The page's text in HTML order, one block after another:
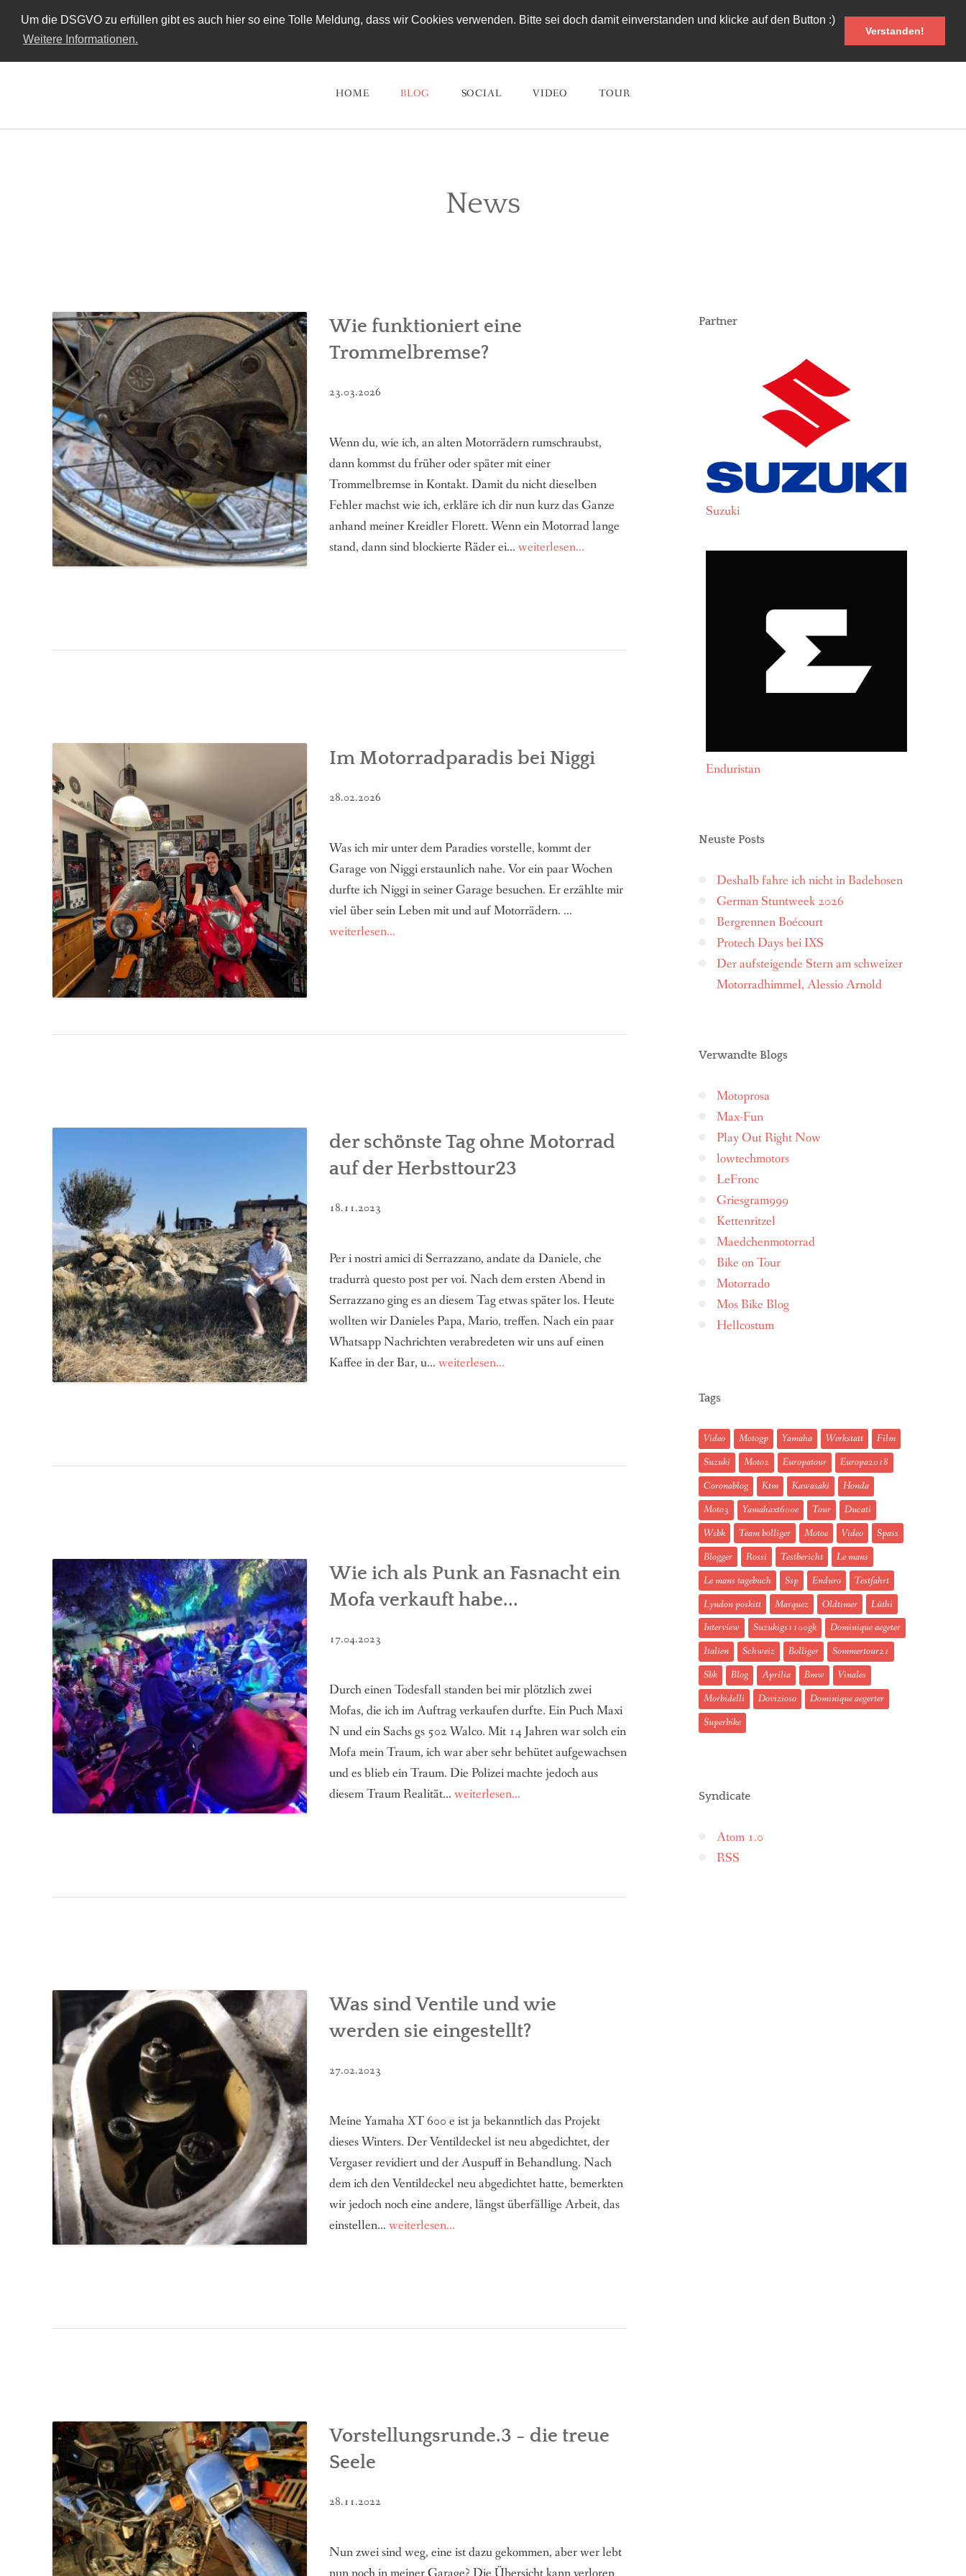
Um die DSGVO zu erfüllen gibt es auch hier so eine Tolle Meldung, dass wir Cookies verwenden. Bitte sei doch damit einverstanden und klicke auf den Button :)
Weitere Informationen.
Verstanden!
HOME BLOG SOCIAL VIDEO TOUR
News
Wie funktioniert eine
Trommelbremse?
23.03.2026
Wenn du, wie ich, an alten Motorrädern rumschraubst,
dann kommst du früher oder später mit einer
Trommelbremse in Kontakt. Damit du nicht dieselben
Fehler machst wie ich, erkläre ich dir nun kurz das Ganze
anhand meiner Kreidler Florett. Wenn ein Motorrad lange
stand, dann sind blockierte Räder ei... weiterlesen...
Im Motorradparadis bei Niggi
28.02.2026
Was ich mir unter dem Paradies vorstelle, kommt der
Garage von Niggi erstaunlich nahe. Vor ein paar Wochen
durfte ich Niggi in seiner Garage besuchen. Er erzählte mir
viel über sein Leben mit und auf Motorrädern. ...
weiterlesen...
der schönste Tag ohne Motorrad
auf der Herbsttour23
18.11.2023
Per i nostri amici di Serrazzano, andate da Daniele, che
tradurrà questo post per voi. Nach dem ersten Abend in
Serrazzano ging es an diesem Tag etwas später los. Heute
wollten wir Danieles Papa, Mario, treffen. Nach ein paar
Whatsapp Nachrichten verabredeten wir uns auf einen
Kaffee in der Bar, u... weiterlesen...
Wie ich als Punk an Fasnacht ein
Mofa verkauft habe...
17.04.2023
Durch einen Todesfall standen bei mir plötzlich zwei
Mofas, die ich im Auftrag verkaufen durfte. Ein Puch Maxi
N und ein Sachs gs 502 Walco. Mit 14 Jahren war solch ein
Mofa mein Traum, ich war aber sehr behütet aufgewachsen
und es blieb ein Traum. Die Polizei machte jedoch aus
diesem Traum Realität... weiterlesen...
Was sind Ventile und wie
werden sie eingestellt?
27.02.2023
Meine Yamaha XT 600 e ist ja bekanntlich das Projekt
dieses Winters. Der Ventildeckel ist neu abgedichtet, der
Vergaser revidiert und der Auspuff in Behandlung. Nach
dem ich den Ventildeckel neu abgedichtet hatte, bemerkten
wir jedoch noch eine andere, längst überfällige Arbeit, das
einstellen... weiterlesen...
Vorstellungsrunde.3 - die treue
Seele
28.11.2022
Nun zwei sind weg, eine ist dazu gekommen, aber wer lebt
Partner
Suzuki
Enduristan
Neuste Posts
Deshalb fahre ich nicht in Badehosen
German Stuntweek 2026
Bergrennen Boécourt
Protech Days bei IXS
Der aufsteigende Stern am schweizer
Motorradhimmel, Alessio Arnold
Verwandte Blogs
Motoprosa
Max-Fun
Play Out Right Now
lowtechmotors
LeFronc
Griesgram999
Kettenritzel
Maedchenmotorrad
Bike on Tour
Motorrado
Mos Bike Blog
Hellcostum
Tags
Video Motogp Yamaha Werkstatt
Film
Suzuki
Moto2 Europatour
Europa2018
Coronablog
Ktm Kawasaki
Honda
Moto3
Yamahaxt600e Tour
Ducati
Wsbk
Team bolliger Motoe Video
Spass
Blogger
Rossi Testbericht
Le mans
Le mans tagebuch
Ssp Enduro
Testfahrt
Lyndon poskitt
Marquez Oldtimer
Lüthi
Interview
Suzukigs1100gk
Dominique aegeter
Italien
Schweiz Bolliger
Sommertour21
Sbk
Blog Aprilia Bmw
Vinales
Morbidelli
Dovizioso
Dominique aegerter
Superbike
Syndicate
Atom 1.0
RSS